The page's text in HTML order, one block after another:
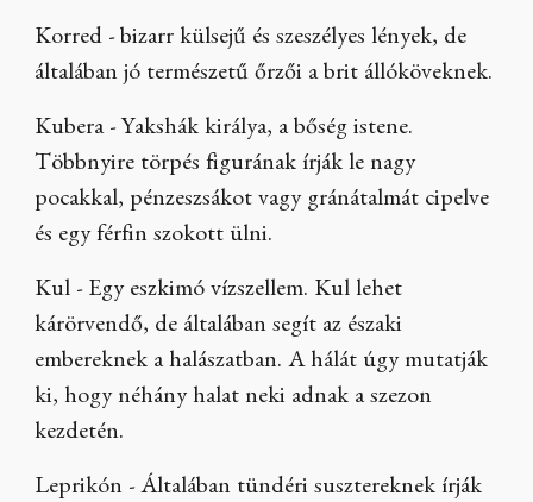
Korred - bizarr külsejű és szeszélyes lények, de
általában jó természetű őrzői a brit állóköveknek.
Kubera - Yakshák királya, a bőség istene.
Többnyire törpés figurának írják le nagy
pocakkal, pénzeszsákot vagy gránátalmát cipelve
és egy férfin szokott ülni.
Kul - Egy eszkimó vízszellem. Kul lehet
kárörvendő, de általában segít az északi
embereknek a halászatban. A hálát úgy mutatják
ki, hogy néhány halat neki adnak a szezon
kezdetén.
Leprikón - Általában tündéri susztereknek írják